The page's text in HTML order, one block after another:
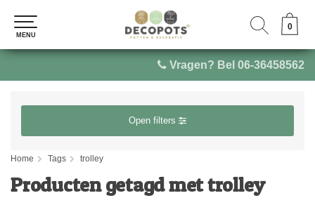
Vragen? Bel 06-36458562
0
MENU
0
MENU
Open filters
Home Tags trolley
Producten getagd met trolley